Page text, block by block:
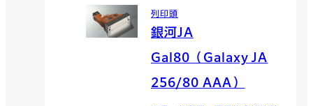
列印頭
銀河JA
Gal80（Galaxy JA
256/80 AAA）